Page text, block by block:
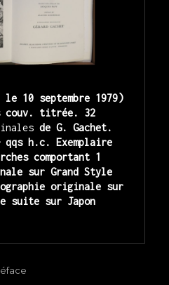
10 septembre 1979)
couv. titrée. 32
de G. Gachet.
h.c. Exemplaire
comportant 1
sur Grand Style
originale sur
suite sur Japon